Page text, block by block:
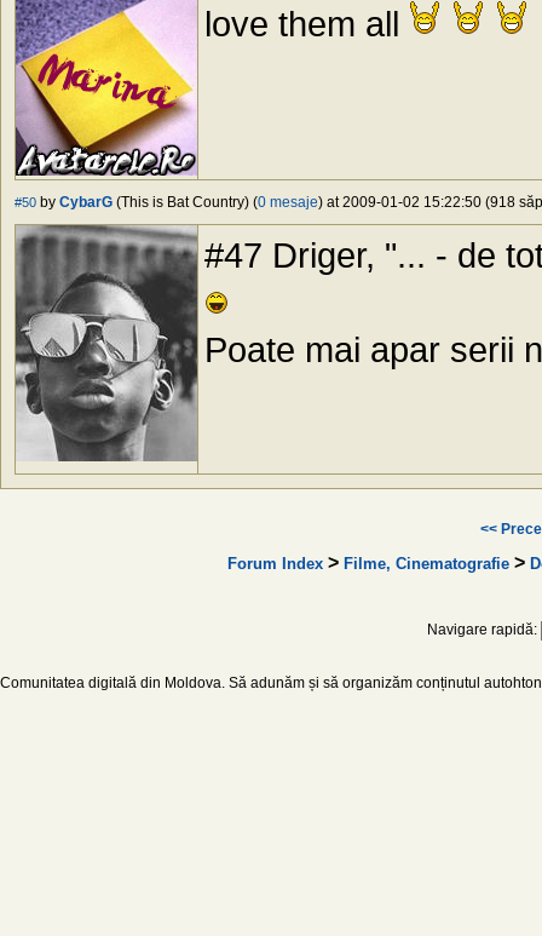
love them all
#50 by CybarG (This is Bat Country) (0 mesaje) at 2009-01-02 15:22:50 (918
#47 Driger, "... - de
Poate mai apar serii
<<
Forum Index> Filme, Cinematografie>
Navigare rapidă:
Comunitatea digitală din Moldova. Să adunăm și să organizăm conținutul